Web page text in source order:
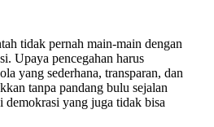
tidak pernah main-main dengan
Upaya pencegahan harus
yang sederhana, transparan, dan
tanpa pandang bulu sejalan
demokrasi yang juga tidak bisa